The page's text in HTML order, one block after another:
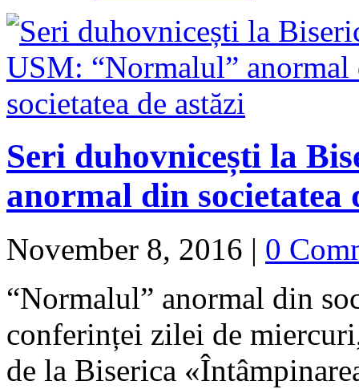
Seri duhovnicești la
anormal din societatea
November 8, 2016 | 0
“Normalul” anormal din
conferinței zilei de
de la Biserica